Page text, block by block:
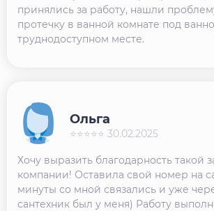
принялись за работу, нашли
протечку в ванной комнате под
труднодоступном месте.
Хочу выразить благодарность такой
компании! Оставила свой номер на
минуты со мной связались и уже
сантехник был у меня) Работу
Ольга
⭐⭐⭐⭐⭐ 30.02.2025